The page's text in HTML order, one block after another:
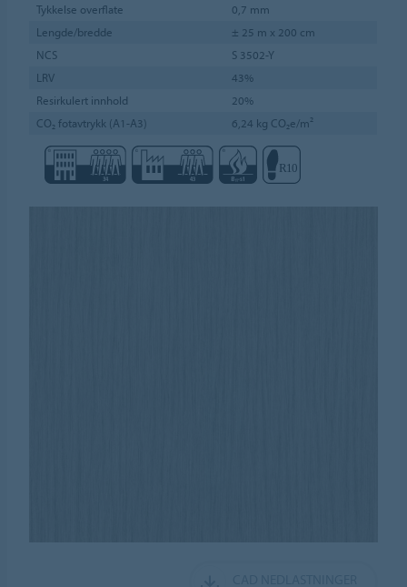
Tykkelse overflate
0,7 mm
Lengde/bredde
± 25 m x 200 cm
NCS
S 3502-Y
LRV
43%
Resirkulert innhold
20%
CO₂ fotavtrykk (A1-A3)
6,24 kg CO₂e/m²